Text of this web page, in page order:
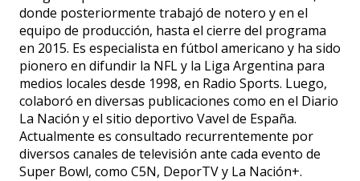
donde posteriormente trabajó de notero y en el
equipo de producción, hasta el cierre del programa
en 2015. Es especialista en fútbol americano y ha sido
pionero en difundir la NFL y la Liga Argentina para
medios locales desde 1998, en Radio Sports. Luego,
colaboró en diversas publicaciones como en el Diario
La Nación y el sitio deportivo Vavel de España.
Actualmente es consultado recurrentemente por
diversos canales de televisión ante cada evento de
Super Bowl, como C5N, DeporTV y La Nación+.